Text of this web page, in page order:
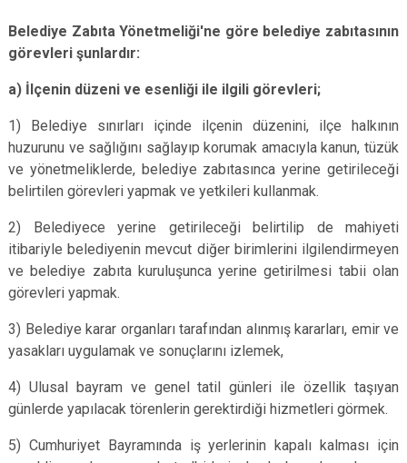
Belediye Zabıta Yönetmeliği'ne göre belediye zabıtasının
görevleri şunlardır:
a) İlçenin düzeni ve esenliği ile ilgili görevleri;
1) Belediye sınırları içinde ilçenin düzenini, ilçe halkının
huzurunu ve sağlığını sağlayıp korumak amacıyla kanun, tüzük
ve yönetmeliklerde, belediye zabıtasınca yerine getirileceği
belirtilen görevleri yapmak ve yetkileri kullanmak.
2) Belediyece yerine getirileceği belirtilip de mahiyeti
itibariyle belediyenin mevcut diğer birimlerini ilgilendirmeyen
ve belediye zabıta kuruluşunca yerine getirilmesi tabii olan
görevleri yapmak.
3) Belediye karar organları tarafından alınmış kararları, emir ve
yasakları uygulamak ve sonuçlarını izlemek,
4) Ulusal bayram ve genel tatil günleri ile özellik taşıyan
günlerde yapılacak törenlerin gerektirdiği hizmetleri görmek.
5) Cumhuriyet Bayramında iş yerlerinin kapalı kalması için